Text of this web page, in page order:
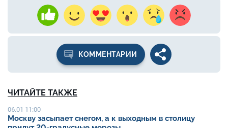
КОММЕНТАРИИ
ЧИТАЙТЕ ТАКЖЕ
06.01 11:00
Москву засыпает снегом, а к выходным в столицу